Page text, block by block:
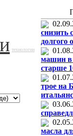
технологии
снизить
долгого
машин в
старше
трое на
масла